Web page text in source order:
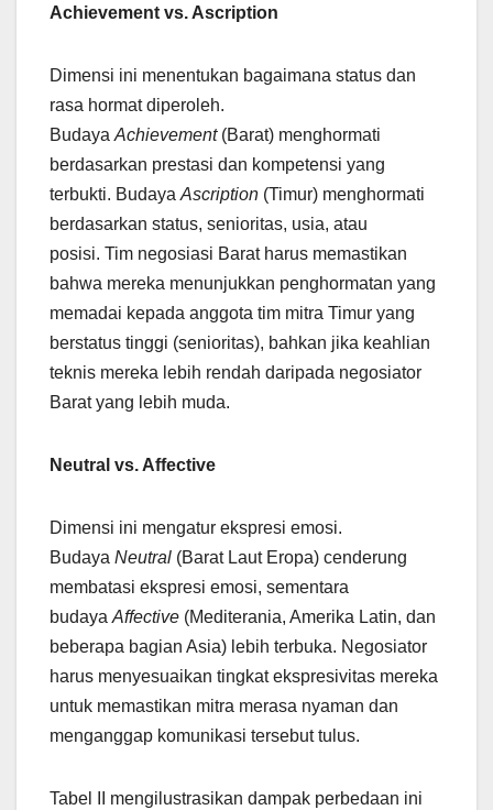
Achievement vs. Ascription
Dimensi ini menentukan bagaimana status dan
rasa hormat diperoleh.
Budaya Achievement(Barat) menghormati
berdasarkan prestasi dan kompetensi yang
terbukti. Budaya Ascription (Timur) menghormati
berdasarkan status, senioritas, usia, atau
posisi. Tim negosiasi Barat harus memastikan
bahwa mereka menunjukkan penghormatan yang
memadai kepada anggota tim mitra Timur yang
berstatus tinggi (senioritas), bahkan jika keahlian
teknis mereka lebih rendah daripada negosiator
Barat yang lebih muda.
Neutral vs. Affective
Dimensi ini mengatur ekspresi emosi.
Budaya Neutral (Barat Laut Eropa) cenderung
membatasi ekspresi emosi, sementara
budaya Affective (Mediterania, Amerika Latin, dan
beberapa bagian Asia) lebih terbuka. Negosiator
harus menyesuaikan tingkat ekspresivitas mereka
untuk memastikan mitra merasa nyaman dan
menganggap komunikasi tersebut tulus.
Tabel II mengilustrasikan dampak perbedaan ini